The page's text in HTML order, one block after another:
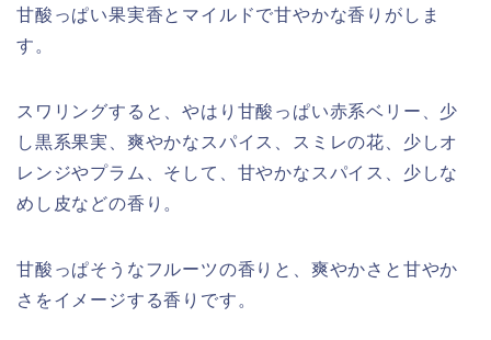
甘酸っぱい果実香とマイルドで甘やかな香りがしま
す。
スワリングすると、やはり甘酸っぱい赤系ベリー、少
し黒系果実、爽やかなスパイス、スミレの花、少しオ
レンジやプラム、そして、甘やかなスパイス、少しな
めし皮などの香り。
甘酸っぱそうなフルーツの香りと、爽やかさと甘やか
さをイメージする香りです。